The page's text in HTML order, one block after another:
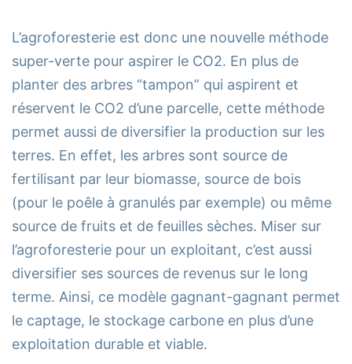
L’agroforesterie est donc une nouvelle méthode
super-verte pour aspirer le CO2. En plus de
planter des arbres “tampon” qui aspirent et
réservent le CO2 d’une parcelle, cette méthode
permet aussi de diversifier la production sur les
terres. En effet, les arbres sont source de
fertilisant par leur biomasse, source de bois
(pour le poêle à granulés par exemple) ou même
source de fruits et de feuilles sèches. Miser sur
l’agroforesterie pour un exploitant, c’est aussi
diversifier ses sources de revenus sur le long
terme. Ainsi, ce modèle gagnant-gagnant permet
le captage, le stockage carbone en plus d’une
exploitation durable et viable.